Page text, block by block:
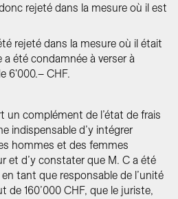
rejeté dans la mesure où il est
rejeté dans la mesure où il était
a été condamnée à verser à
6'000.– CHF.
un complément de l’état de frais
indispensable d’y intégrer
hommes et des femmes
et d’y constater que M. C a été
tant que responsable de l’unité
de 160’000 CHF, que le juriste,